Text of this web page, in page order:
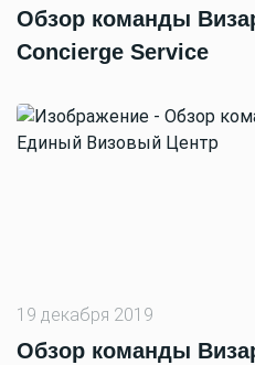
Обзор команды
Concierge Service
19 декабря 2019
Обзор команды